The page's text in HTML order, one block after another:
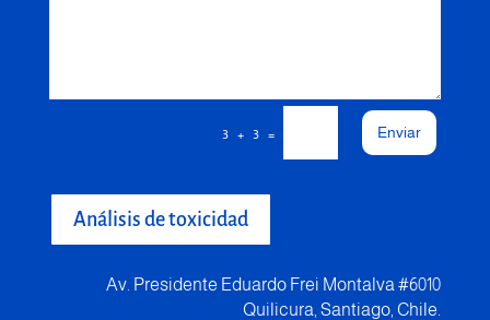
3 + 3 = Enviar
Análisis de toxicidad
Av. Presidente Eduardo Frei Montalva #6010
Quilicura, Santiago, Chile.